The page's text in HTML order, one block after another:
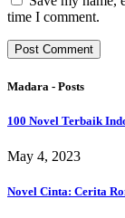
time I comment.
Madara - Posts
100 Novel Terbaik
May 4, 2023
Novel Cinta: Cerita